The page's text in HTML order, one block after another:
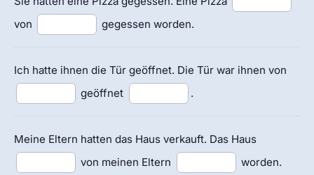
von
gegessen worden.
Ich hatte ihnen die Tür geöffnet. Die Tür war ihnen von
geöffnet
.
Meine Eltern hatten das Haus verkauft. Das Haus
von meinen Eltern
worden.